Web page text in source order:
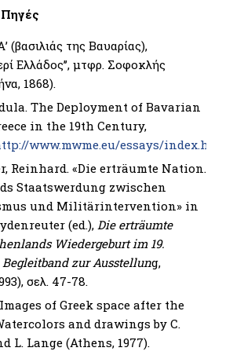
Πηγές
(βασιλιάς της Βαυαρίας),
Ελλάδος’’, μτφρ. Σοφοκλής
1868).
The Deployment of Bavarian
in the 19th Century,
www.mwme.eu/essays/index.html
Reinhard. «Die erträumte Nation.
Staatswerdung zwischen
und Militärintervention» in
(ed.), Die erträumte
Wiedergeburt im 19.
zur Ausstellung,
σελ. 47-78.
of Greek space after the
and drawings by C.
L. Lange (Athens, 1977).